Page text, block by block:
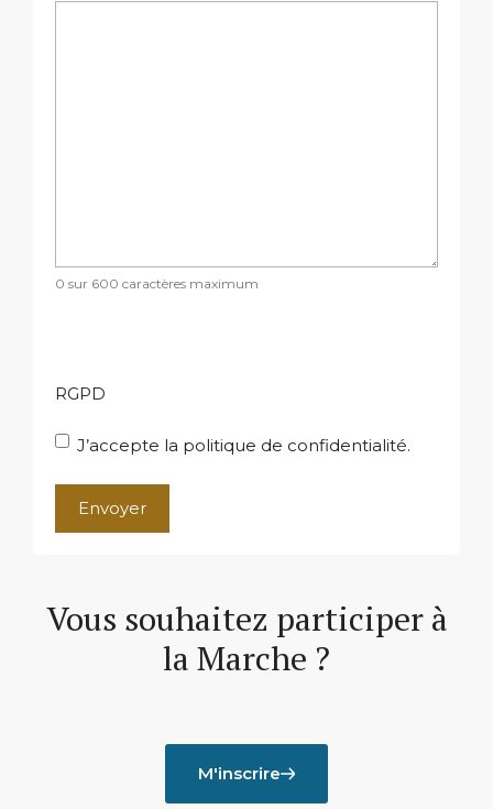
0 sur 600 caractères maximum
RGPD
J’accepte la politique de confidentialité.
e
Vous souhaitez participer à
la Marche ?
M'inscrire